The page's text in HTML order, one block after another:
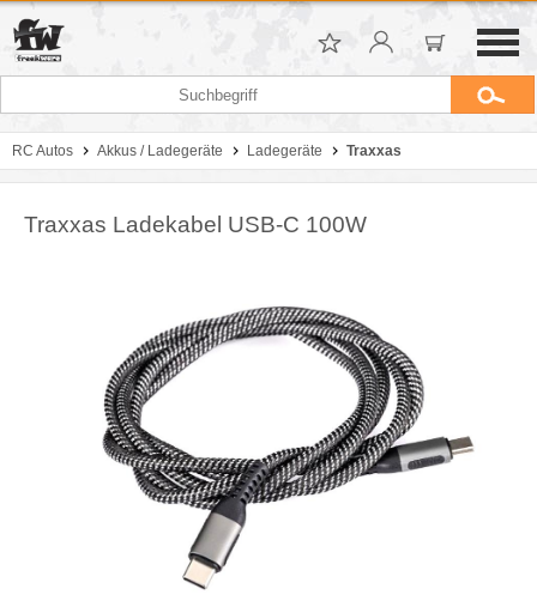
RC Autos Akkus / Ladegeräte Ladegeräte Traxxas
Traxxas Ladekabel USB-C 100W